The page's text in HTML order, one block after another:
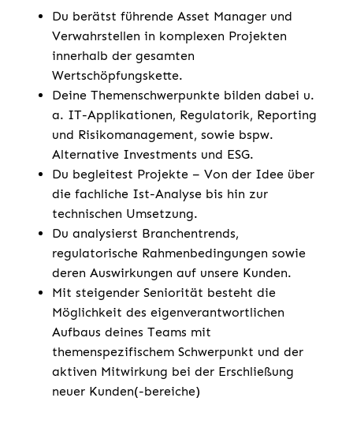
Du berätst führende Asset Manager und
Verwahrstellen in komplexen Projekten
innerhalb der gesamten
Wertschöpfungskette.
Deine Themenschwerpunkte bilden dabei u.
a. IT-Applikationen, Regulatorik, Reporting
und Risikomanagement, sowie bspw.
Alternative Investments und ESG.
Du begleitest Projekte – Von der Idee über
die fachliche Ist-Analyse bis hin zur
technischen Umsetzung.
Du analysierst Branchentrends,
regulatorische Rahmenbedingungen sowie
deren Auswirkungen auf unsere Kunden.
Mit steigender Seniorität besteht die
Möglichkeit des eigenverantwortlichen
Aufbaus deines Teams mit
themenspezifischem Schwerpunkt und der
aktiven Mitwirkung bei der Erschließung
neuer Kunden(-bereiche)